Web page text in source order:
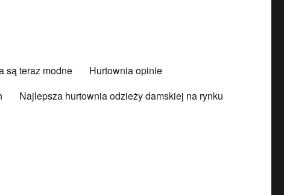
są teraz modne
Hurtownia opinie
Najlepsza hurtownia odzieży damskiej na rynku